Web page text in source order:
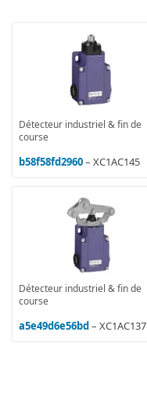
Détecteur industriel & fin de
course
b58f58fd2960– XC1AC145
Détecteur industriel & fin de
course
a5e49d6e56bd– XC1AC137